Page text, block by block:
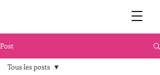
Post
Tous les posts